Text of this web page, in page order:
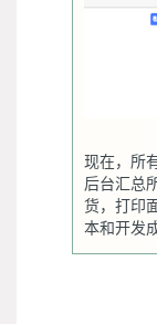
现在，所
后台汇总
货，打印
本和开发